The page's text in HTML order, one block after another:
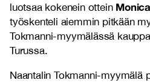
luotsaa kokenein ottein
työskenteli aiemmin pitkään
Tokmanni-myymälässä
Turussa.
Naantalin Tokmanni-myymälä